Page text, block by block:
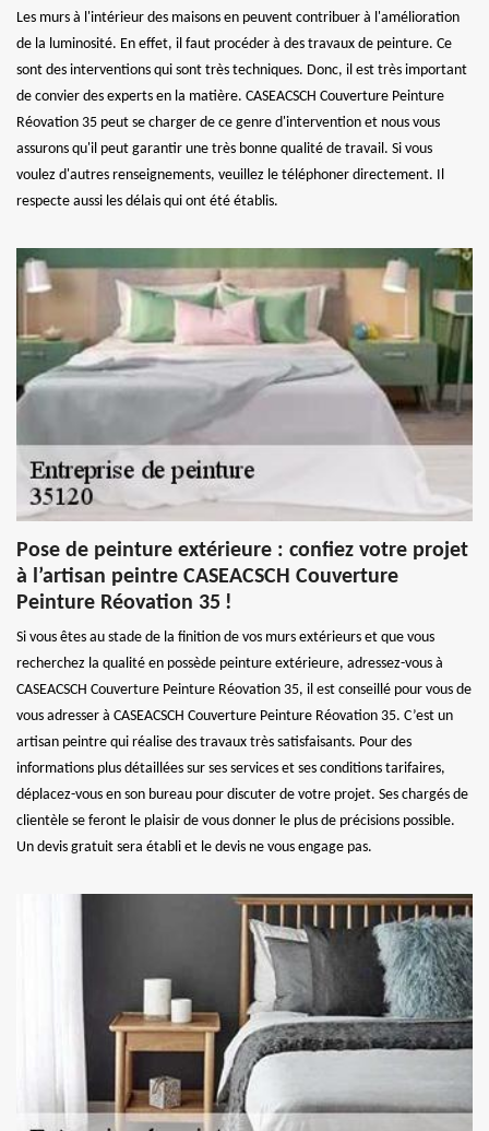
Les murs à l'intérieur des maisons en peuvent contribuer à l'amélioration
de la luminosité. En effet, il faut procéder à des travaux de peinture. Ce
sont des interventions qui sont très techniques. Donc, il est très important
de convier des experts en la matière. CASEACSCH Couverture Peinture
Réovation 35 peut se charger de ce genre d'intervention et nous vous
assurons qu'il peut garantir une très bonne qualité de travail. Si vous
voulez d'autres renseignements, veuillez le téléphoner directement. Il
respecte aussi les délais qui ont été établis.
Pose de peinture extérieure : confiez votre projet
à l’artisan peintre CASEACSCH Couverture
Peinture Réovation 35 !
Si vous êtes au stade de la finition de vos murs extérieurs et que vous
recherchez la qualité en possède peinture extérieure, adressez-vous à
CASEACSCH Couverture Peinture Réovation 35, il est conseillé pour vous de
vous adresser à CASEACSCH Couverture Peinture Réovation 35. C’est un
artisan peintre qui réalise des travaux très satisfaisants. Pour des
informations plus détaillées sur ses services et ses conditions tarifaires,
déplacez-vous en son bureau pour discuter de votre projet. Ses chargés de
clientèle se feront le plaisir de vous donner le plus de précisions possible.
Un devis gratuit sera établi et le devis ne vous engage pas.